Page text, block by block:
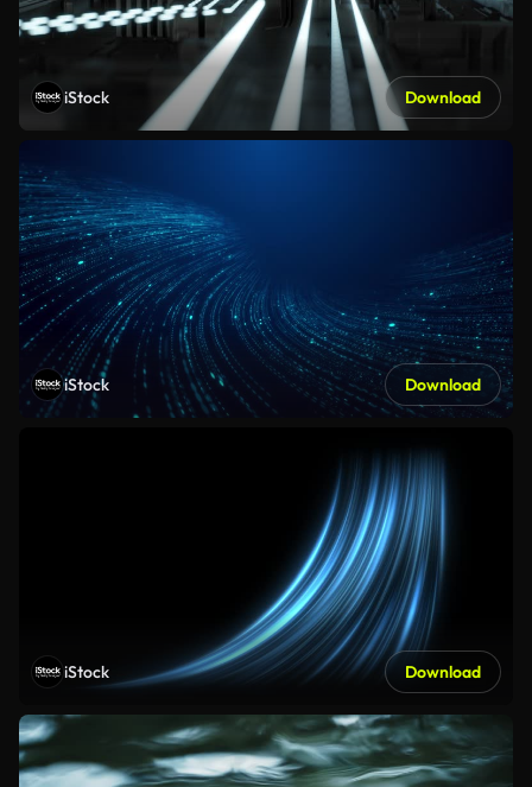
iStock Download
iStock Download
iStock Download